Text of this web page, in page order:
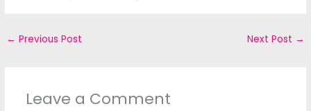
← Previous Post Next Post →
Leave a Comment